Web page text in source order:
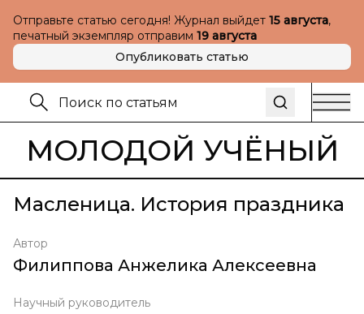
Отправьте статью сегодня! Журнал выйдет 15 августа,
печатный экземпляр отправим 19 августа
Опубликовать статью
МОЛОДОЙ УЧЁНЫЙ
Масленица. История праздника
Автор
Филиппова Анжелика Алексеевна
Научный руководитель